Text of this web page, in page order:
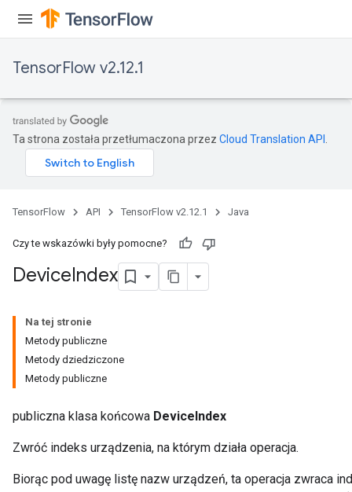
TensorFlow v2.12.1
Ta strona została przetłumaczona przez Cloud Translation API
TensorFlow API TensorFlow v2.12.1 Java
Czy te wskazówki były pomocne?
DeviceIndex
Na tej stronie
Metody publiczne
Metody dziedziczone
Metody publiczne
publiczna klasa końcowa DeviceIndex
Zwróć indeks urządzenia, na którym działa operacja.
Biorąc pod uwagę listę nazw urządzeń, ta operacja zwraca